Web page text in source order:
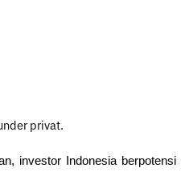
privat.
investor Indonesia